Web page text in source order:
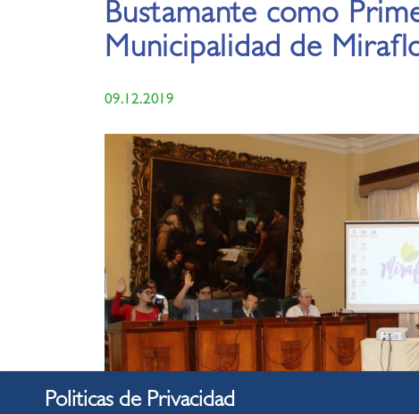
Bustamante como
Municipalidad de
09.12.2019